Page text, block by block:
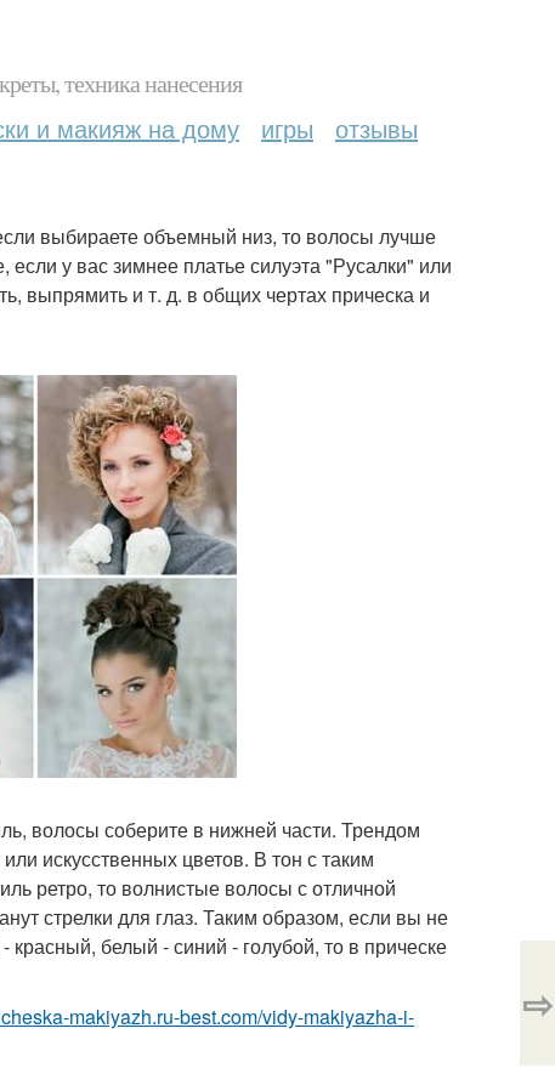
техника нанесения
и макияж на дому игры отзывы
выбираете объемный низ, то волосы лучше
у вас зимнее платье силуэта "Русалки" или
выпрямить и т. д. в общих чертах прическа и
волосы соберите в нижней части. Трендом
искусственных цветов. В тон с таким
ретро, то волнистые волосы с отличной
стрелки для глаз. Таким образом, если вы не
белый - синий - голубой, то в прическе
makiyazh.ru-best.com/vidy-makiyazha-i-
⇨